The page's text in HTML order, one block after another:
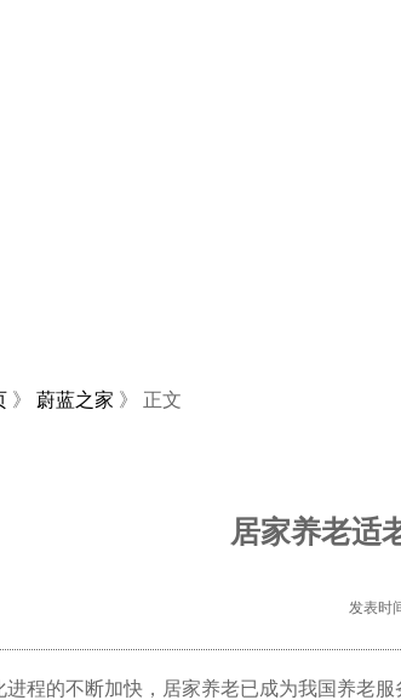
》 蔚蓝之家 》 正文
居家养老适
发表时
进程的不断加快，居家养老已成为我国养老